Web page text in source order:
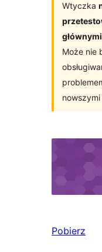
Wtyczka
Może nie
nowszymi
Pobierz